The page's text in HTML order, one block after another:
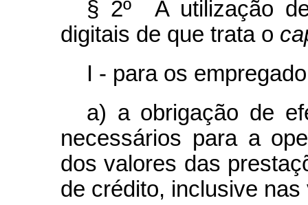
§ 2º A utilização
digitais de que trata o
I - para os
a) a obrigação de
necessários para a
dos valores das
de crédito, inclusive